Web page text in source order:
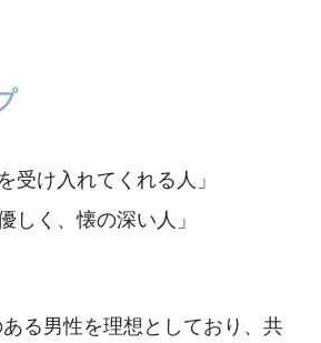
受け入れてくれる人」
しく、懐の深い人」
る男性を理想としており、共